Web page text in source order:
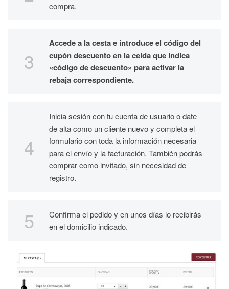
compra.
Accede a la cesta e introduce el código del
cupón descuento en la celda que indica
«código de descuento» para activar la
rebaja correspondiente.
Inicia sesión con tu cuenta de usuario o date
de alta como un cliente nuevo y completa el
formulario con toda la información necesaria
para el envío y la facturación. También podrás
comprar como invitado, sin necesidad de
registro.
Confirma el pedido y en unos días lo recibirás
en el domicilio indicado.